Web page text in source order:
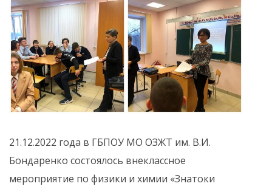
21.12.2022 года в ГБПОУ МО ОЗЖТ им. В.И.
Бондаренко состоялось внеклассное
мероприятие по физики и химии «Знатоки